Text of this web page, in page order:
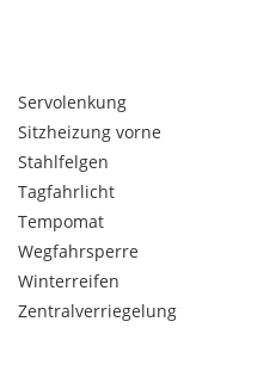
Servolenkung
Sitzheizung vorne
Stahlfelgen
Tagfahrlicht
Tempomat
Wegfahrsperre
Winterreifen
Zentralverriegelung